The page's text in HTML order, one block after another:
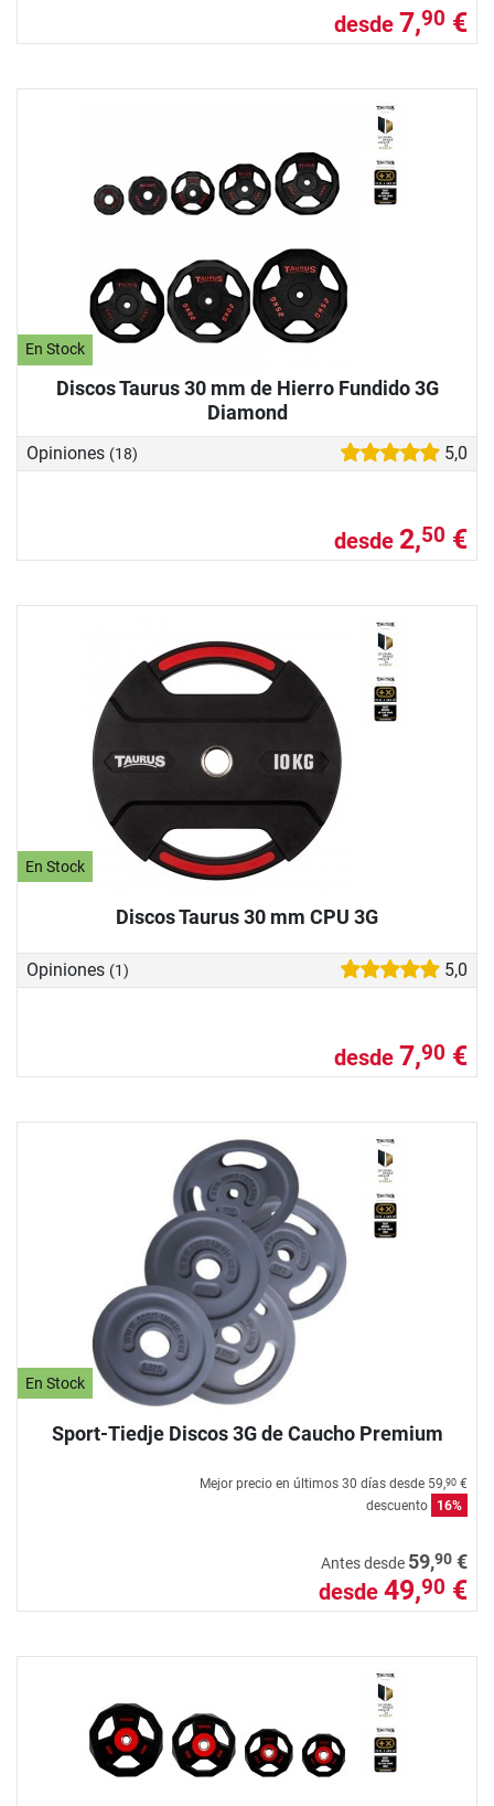
desde 7,90 €
En Stock
Discos Taurus 30 mm de Hierro Fundido 3G
Diamond
Opiniones (18) 5,0
desde 2,50 €
En Stock
Discos Taurus 30 mm CPU 3G
Opiniones (1) 5,0
desde 7,90 €
En Stock
Sport-Tiedje Discos 3G de Caucho Premium
Mejor precio en últimos 30 días desde 59,90 €
descuento
16%
Antes desde 59,90 €
desde 49,90 €